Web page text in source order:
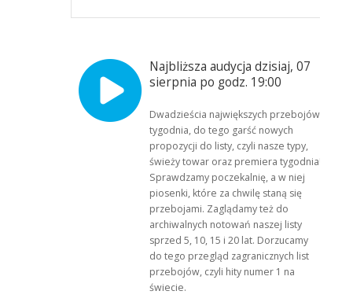
Najbliższa audycja dzisiaj, 07
sierpnia po godz. 19:00
Dwadzieścia największych przebojów
tygodnia, do tego garść nowych
propozycji do listy, czyli nasze typy,
świeży towar oraz premiera tygodnia!
Sprawdzamy poczekalnię, a w niej
piosenki, które za chwilę staną się
przebojami. Zaglądamy też do
archiwalnych notowań naszej listy
sprzed 5, 10, 15 i 20 lat. Dorzucamy
do tego przegląd zagranicznych list
przebojów, czyli hity numer 1 na
świecie.